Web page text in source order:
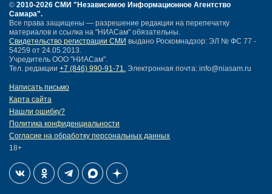
© 2010-2026 СМИ "Независимое Информационное Агентство
Самара".
Все права защищены — разрешение редакции на перепечатку
материалов и ссылка на "НИАСам" обязательны.
Свидетельство регистрации СМИ выдано Роскомнадзор: ЭЛ № ФС 77 -
54259 от 24.05.2013.
Учредитель ООО "НИАСам".
Тел. редакции +7 (846) 990-91-71. Электронная почта: info@niasam.ru
Написать письмо
Карта сайта
Нашли ошибку?
Политика конфиденциальности
Согласие на обработку персональных данных
18+